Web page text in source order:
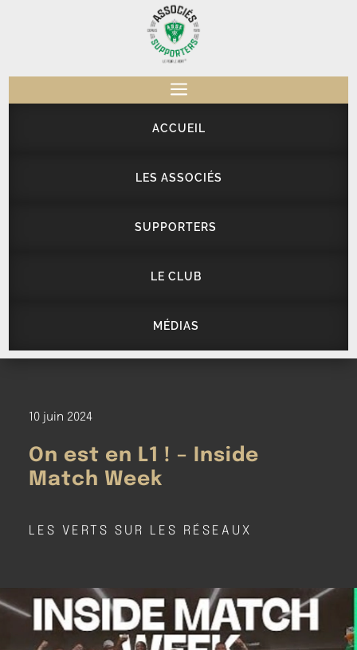
a
ACCUEIL
LES ASSOCIÉS
SUPPORTERS
LE CLUB
MÉDIAS
10 juin 2024
On est en L1 ! – Inside
Match Week
LES VERTS SUR LES RÉSEAUX